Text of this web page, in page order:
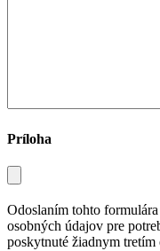
Príloha
Odoslaním tohto
osobných údajov pre
poskytnuté žiadnym tretím